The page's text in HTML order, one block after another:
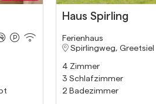
Haus Spirling
Ferienhaus
Spirlingweg, Greetsiel
4 Zimmer
3Schlafzimmer
2 Badezimmer